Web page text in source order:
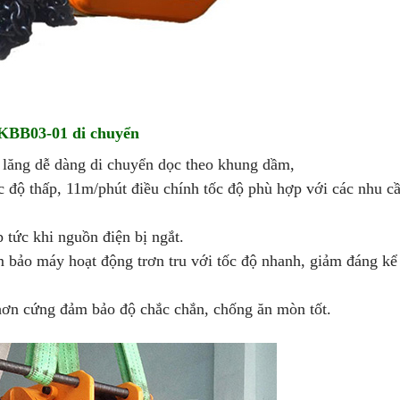
01 di chuyển
dễ dàng di chuyển dọc theo khung dầm,
thấp, 11m/phút điều chính tốc độ phù hợp với các nhu
tức khi nguồn điện bị ngắt.
máy hoạt động trơn tru với tốc độ nhanh, giảm đáng
cứng đảm bảo độ chắc chắn, chống ăn mòn tốt.